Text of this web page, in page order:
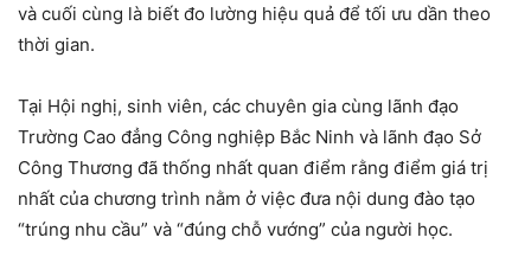
và cuối cùng là biết đo lường hiệu quả để tối ưu dần theo
thời gian.
Tại Hội nghị, sinh viên, các chuyên gia cùng lãnh đạo
Trường Cao đẳng Công nghiệp Bắc Ninh và lãnh đạo Sở
Công Thương đã thống nhất quan điểm rằng điểm giá trị
nhất của chương trình nằm ở việc đưa nội dung đào tạo
“trúng nhu cầu” và “đúng chỗ vướng” của người học.